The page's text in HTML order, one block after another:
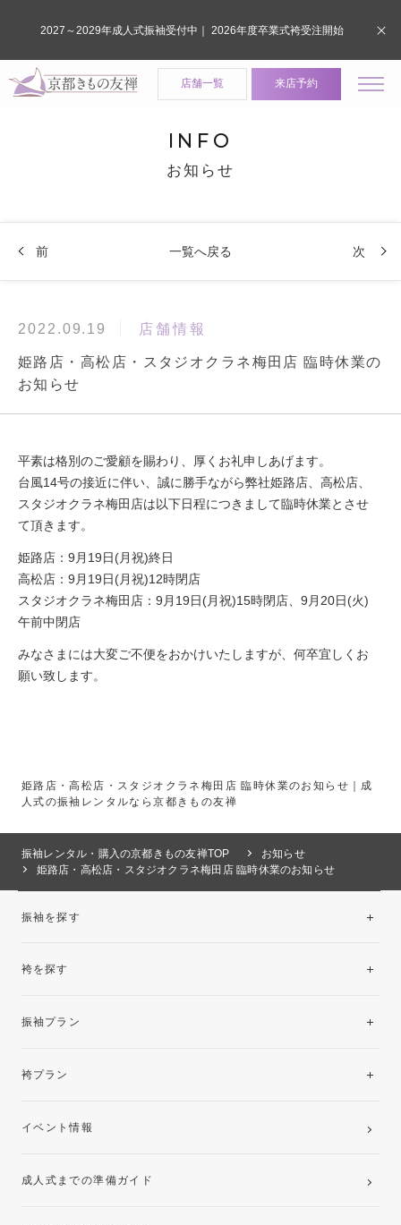
店舗一覧 来店予約
INFO
お知らせ
前 一覧へ戻る 次
2022.09.19 店舗情報
姫路店・高松店・スタジオクラネ梅田店 臨時休業の
お知らせ
平素は格別のご愛顧を賜わり、厚くお礼申しあげます。
台風14号の接近に伴い、誠に勝手ながら弊社姫路店、高松店、
スタジオクラネ梅田店は以下日程につきまして臨時休業とさせ
て頂きます。
姫路店：9月19日(月祝)終日
高松店：9月19日(月祝)12時閉店
スタジオクラネ梅田店：9月19日(月祝)15時閉店、9月20日(火)
午前中閉店
みなさまには大変ご不便をおかけいたしますが、何卒宜しくお
願い致します。
姫路店・高松店・スタジオクラネ梅田店 臨時休業のお知らせ｜成
人式の振袖レンタルなら京都きもの友禅
振袖レンタル・購入の京都きもの友禅TOP
お知らせ
姫路店・高松店・スタジオクラネ梅田店 臨時休業のお知らせ
振袖を探す
袴を探す
振袖プラン
レンタルプラン
袴プラン
卒業袴レンタルプラン
イベント情報
成人式までの準備ガイド
2027～2029年成人式振袖受付中｜ 2026年度卒業式袴受注開始